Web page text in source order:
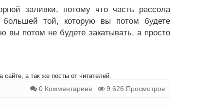
заливки, потому что часть рассола
большей той, которую вы потом будете
вы потом не будете закатывать, а просто
а так же посты от читателей.
0 Комментариев 9 626 Просмотров